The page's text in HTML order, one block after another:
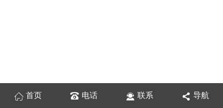
首页 电话 联系 导航